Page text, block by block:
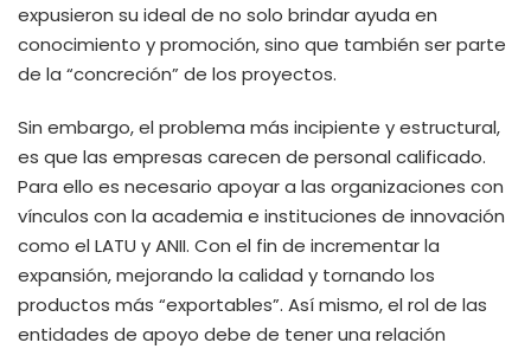
expusieron su ideal de no solo brindar ayuda en
conocimiento y promoción, sino que también ser parte
de la “concreción” de los proyectos.
Sin embargo, el problema más incipiente y estructural,
es que las empresas carecen de personal calificado.
Para ello es necesario apoyar a las organizaciones con
vínculos con la academia e instituciones de innovación
como el LATU y ANII. Con el fin de incrementar la
expansión, mejorando la calidad y tornando los
productos más “exportables”. Así mismo, el rol de las
entidades de apoyo debe de tener una relación